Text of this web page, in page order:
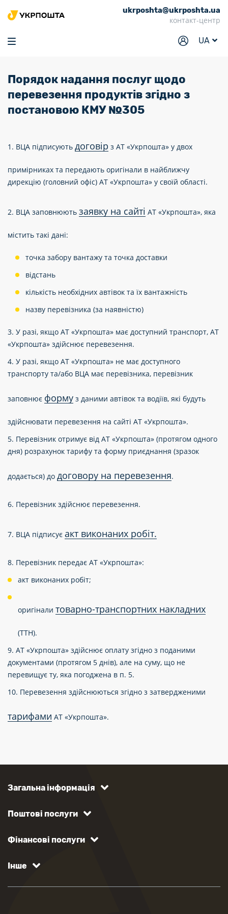
ukrposhta@ukrposhta.ua
контакт-центр
UA
Головна
Маркет
Трекінг
Послуги
Тарифи
Кар’єра
Порядок надання послуг щодо
перевезення продуктів згідно з
постановою КМУ №305
1. ВЦА підписують договір з АТ «Укрпошта» у двох
примірниках та передають оригінали в найближчу
дирекцію (головний офіс) АТ «Укрпошта» у своїй області.
2. ВЦА заповнюють заявку на сайті АТ «Укрпошта», яка
містить такі дані:
точка забору вантажу та точка доставки
відстань
кількість необхідних автівок та їх вантажність
назву перевізника (за наявністю)
3. У разі, якщо АТ «Укрпошта» має доступний транспорт, АТ
«Укрпошта» здійснює перевезення.
4. У разі, якщо АТ «Укрпошта» не має доступного
транспорту та/або ВЦА має перевізника, перевізник
заповнює форму з даними автівок та водіїв, які будуть
здійснювати перевезення на сайті АТ «Укрпошта».
5. Перевізник отримує від АТ «Укрпошта» (протягом одного
дня) розрахунок тарифу та форму приєднання (зразок
додається) до договору на перевезення.
6. Перевізник здійснює перевезення.
7. ВЦА підписує акт виконаних робіт.
8. Перевізник передає АТ «Укрпошта»:
акт виконаних робіт;
оригінали товарно-транспортних накладних
(ТТН).
9. АТ «Укрпошта» здійснює оплату згідно з поданими
документами (протягом 5 днів), але на суму, що не
перевищує ту, яка погоджена в п. 5.
10. Перевезення здійснюються згідно з затвердженими
тарифами АТ «Укрпошта».
Загальна інформація
Поштові послуги
Фінансові послуги
Інше